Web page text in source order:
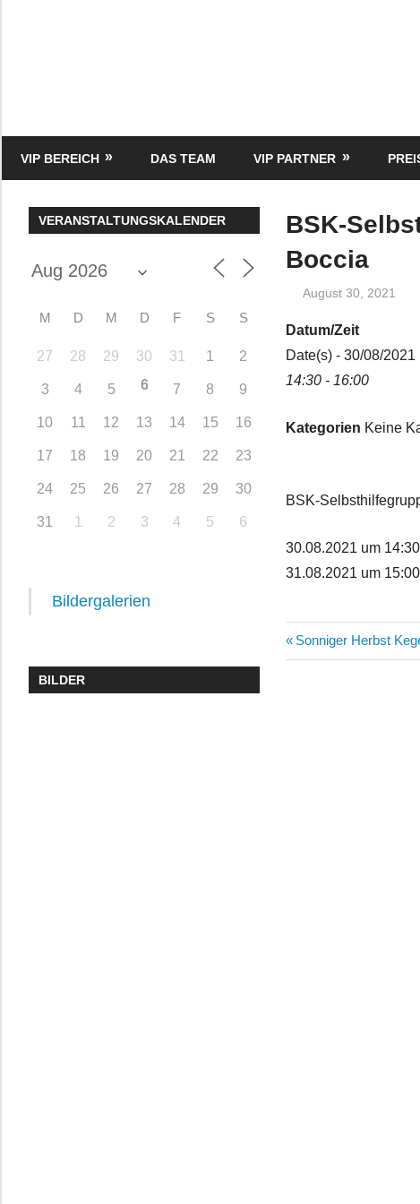
Media
VIP BEREICH DAS TEAM VIP PARTNER
BSK-
Boccia
August 30, 2021
Datum/Zeit
Date(s) - 30/08/2021
14:30 - 16:00
Kategorien Keine
BSK-
30.08.2021 um
31.08.2021 um
Vorheriger
Beitrag:
Sonniger Herbst
VERANSTALTUNGSKALENDER
M D M D F S S
27 28 29 30 31 1 2
3 4 5 6 7 8 9
10 11 12 13 14 15 16
17 18 19 20 21 22 23
24 25 26 27 28 29 30
31 1 2 3 4 5 6
Bildergalerien
BILDER